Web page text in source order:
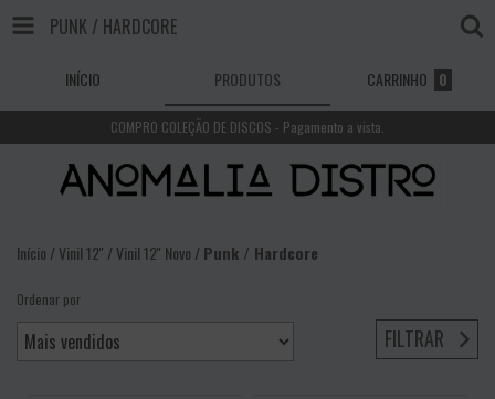
PUNK / HARDCORE
INÍCIO PRODUTOS CARRINHO 0
COMPRO COLEÇÃO DE DISCOS - Pagamento a vista.
Início /Vinil 12'' /Vinil 12'' Novo /Punk / Hardcore
Ordenar por
FILTRAR